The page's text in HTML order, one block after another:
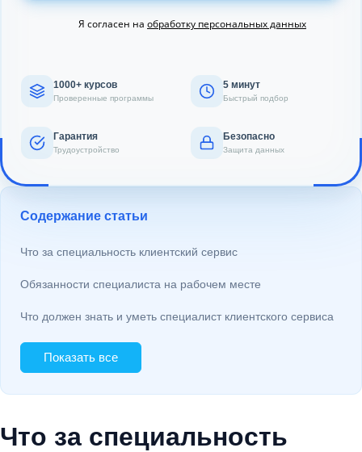
Я согласен на обработку персональных данных
1000+ курсов
Проверенные программы
5 минут
Быстрый подбор
Гарантия
Трудоустройство
Безопасно
Защита данных
Содержание статьи
Что за специальность клиентский сервис
Обязанности специалиста на рабочем месте
Что должен знать и уметь специалист клиентского сервиса
Показать все
Что за специальность